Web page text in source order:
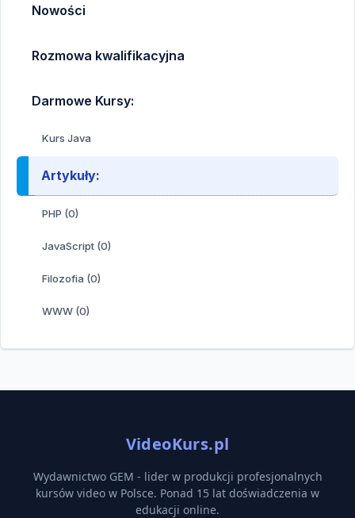
Nowości
Rozmowa kwalifikacyjna
Darmowe Kursy:
Kurs Java
Artykuły:
PHP (0)
JavaScript (0)
Filozofia (0)
WWW (0)
VideoKurs.pl
Wydawnictwo GEM - lider w produkcji profesjonalnych
kursów video w Polsce. Ponad 15 lat doświadczenia w
edukacji online.